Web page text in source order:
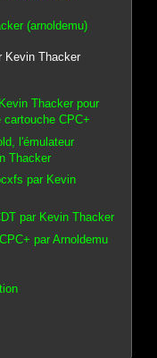
(arnoldemu)
Kevin Thacker
Thacker pour
cartouche CPC+
l'émulateur
Thacker
par Kevin
par Kevin Thacker
par Arnoldemu